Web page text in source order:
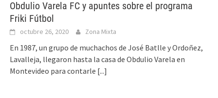
Obdulio Varela FC y apuntes sobre el programa
Friki Fútbol
octubre 26, 2020 Zona Mixta
En 1987, un grupo de muchachos de José Batlle y Ordoñez,
Lavalleja, llegaron hasta la casa de Obdulio Varela en
Montevideo para contarle [...]